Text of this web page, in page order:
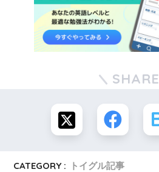
SHARE
CATEGORY : トイグル記事